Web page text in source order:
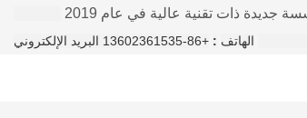
ذات تقنية عالية في عام 2019
الهاتف :